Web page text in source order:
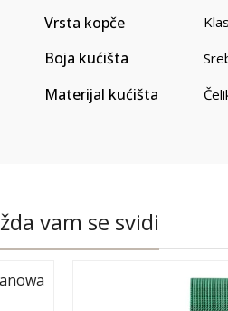
Vrsta kopče
Boja kućišta
Materijal kućišta
vam se svidi